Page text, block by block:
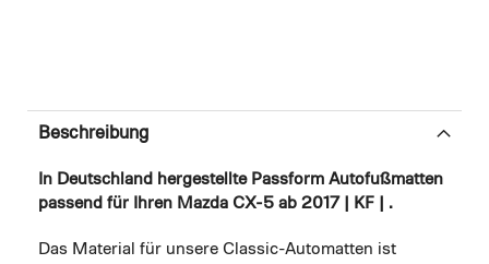
Beschreibung
In Deutschland hergestellte Passform Autofußmatten
passend für Ihren Mazda CX-5 ab 2017 | KF | .
Das Material für unsere Classic-Automatten ist